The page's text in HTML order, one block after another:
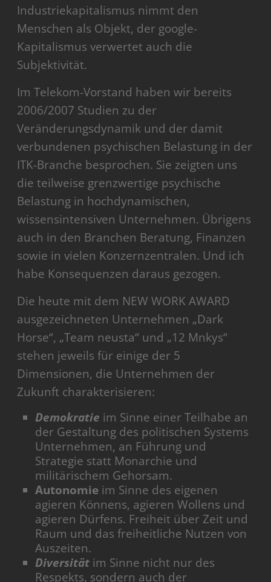
Industriekapitalismus nimmt den
Menschen als Objekt, der google-
Kapitalismus verwertet auch die
Subjektivität.
Im Telekom-Vorstand haben wir bereits
2006/2007 Studien zu der
Veränderungsdynamik und der damit
verbundenen psychischen Belastung in der
ITK-Branche besprochen. Sie zeigten uns
die teilweise grenzwertige psychische
Belastung in hochdynamischen,
wissensintensiven Unternehmen. Übrigens
auch in den Branchen Beratung, Finanzen
sowie in vielen Konzernzentralen. Und ich
habe Konsequenzen daraus gezogen.
Die heute mit dem NEW WORK AWARD
ausgezeichneten Unternehmen „Dark
Horse“, „Team neusta“ und „12 Mnkys“
stehen jeweils für einige der 5
Dimensionen, die Unternehmen der
Zukunft charakterisieren:
Demokratie im Sinne einer Teilhabe an
der Gestaltung des politischen Systems
Unternehmen, an Führung und
Strategie statt Monarchie und
militärischem Gehorsam.
Autonomie im Sinne des eigenen
agieren Könnens, agieren Wollens und
agieren Dürfens. Freiheit über Zeit und
Raum und das freiheitliche Nutzen von
Auszeiten.
Diversität im Sinne nicht nur des
Respekts, sondern auch der